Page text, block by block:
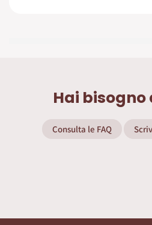
Hai bisogno
Consulta le FAQ